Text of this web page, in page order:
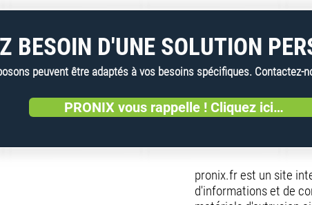
BESOIN D'UNE SOLUTION
peuvent être adaptés à vos besoins spécifiques. Contactez-
PRONIX vous rappelle ! Cliquez ici…
pronix.fr est un site
d'informations et de